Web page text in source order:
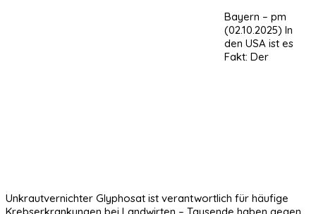
Bayern – pm
(02.10.2025) In
den USA ist es
Fakt: Der
Unkrautvernichter Glyphosat ist verantwortlich für häufige